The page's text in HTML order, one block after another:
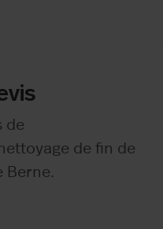
de
de fin de
Berne.